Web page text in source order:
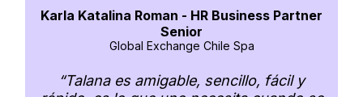
considerablemente los tiempos de
ejecución y acción"